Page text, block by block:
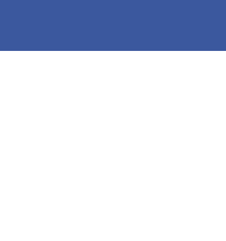
Fútbol internacional